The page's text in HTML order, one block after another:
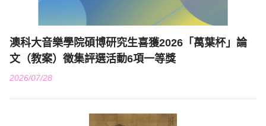
澳科大音樂學院碩博研究生喜獲2026「萬葉杯」論
文（教案）徵集評選活動6項一等獎
2026/07/28